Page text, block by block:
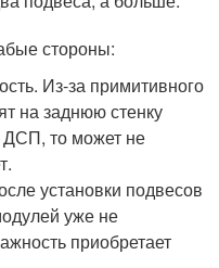
стороны:
Из-за примитивного
на заднюю стенку
ДСП, то может не
установки подвесов
уже не
приобретает